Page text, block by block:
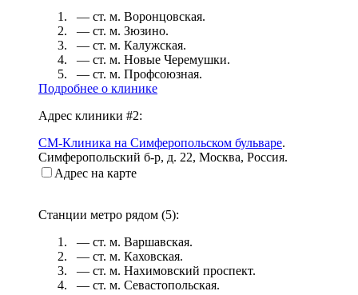
— ст. м. Воронцовская.
— ст. м. Зюзино.
— ст. м. Калужская.
— ст. м. Новые Черемушки.
— ст. м. Профсоюзная.
Подробнее о клинике
Адрес клиники #2:
СМ-Клиника на Симферопольском бульваре.
Симферопольский б-р, д. 22, Москва, Россия.
Адрес на карте
Станции метро рядом (5):
— ст. м. Варшавская.
— ст. м. Каховская.
— ст. м. Нахимовский проспект.
— ст. м. Севастопольская.